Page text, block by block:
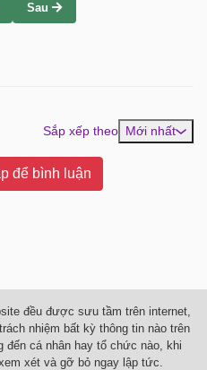
Sau
Sắp xếp theo Mới nhất
để bình luận
đều được sưu tầm trên internet,
nhiệm bất kỳ thông tin nào trên
đến cá nhân hay tổ chức nào, khi
xét và gỡ bỏ ngay lập tức.